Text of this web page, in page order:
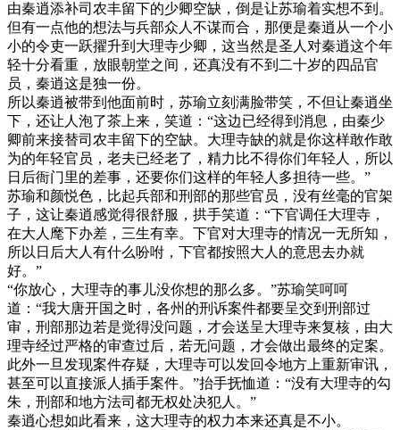
由秦逍添补司农丰留下的少卿空缺，倒是让苏瑜着实想不到。
但有一点他的想法与兵部众人不谋而合，那便是秦逍从一个小
小的令吏一跃擢升到大理寺少卿，这当然是圣人对秦逍这个年
轻十分看重，放眼朝堂之间，还真没有不到二十岁的四品官
员，秦逍这是独一份。
所以秦逍被带到他面前时，苏瑜立刻满脸带笑，不但让秦逍坐
下，还让人泡了茶上来，笑道：“这边已经得到消息，由秦少
卿前来接替司农丰留下的空缺。大理寺缺的就是你这样敢作敢
为的年轻官员，老夫已经老了，精力比不得你们年轻人，所以
日后衙门里的差事，还要你们这样的年轻人多担待一些。”
苏瑜和颜悦色，比起兵部和刑部的那些官员，没有丝毫的官架
子，这让秦逍感觉得很舒服，拱手笑道：“下官调任大理寺，
在大人麾下办差，三生有幸。下官对大理寺的情况一无所知，
所以日后大人有什么吩咐，下官都按照大人的意思去办就
好。”
“你放心，大理寺的事儿没你想的那么多。”苏瑜笑呵呵
道：“我大唐开国之时，各州的刑诉案件都要呈交到刑部过
审，刑部那边若是觉得没问题，才会送呈大理寺来复核，由大
理寺经过严格的审查过后，若无问题，才会做出最终的定案。
此外一旦发现案件存疑，大理寺可以发回令地方上重新审讯，
甚至可以直接派人插手案件。”抬手抚恤道：“没有大理寺的勾
朱，刑部和地方法司都无权处决犯人。”
秦逍心想如此看来，这大理寺的权力本来还真是不小。